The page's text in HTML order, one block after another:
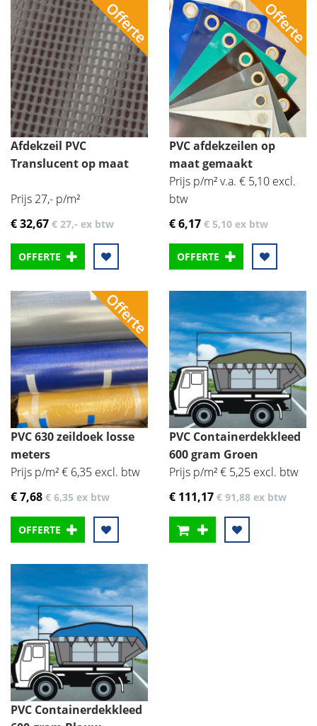
Afdekzeil PVC
Translucent op maat
Prijs 27,- p/m²
€ 32,67 € 27,- ex btw
OFFERTE
PVC afdekzeilen op
maat gemaakt
Prijs p/m² v.a. € 5,10 excl.
btw
€ 6,17 € 5,10 ex btw
OFFERTE
PVC 630 zeildoek losse
meters
Prijs p/m² € 6,35 excl. btw
€ 7,68 € 6,35 ex btw
OFFERTE
PVC Containerdekkleed
600 gram Groen
Prijs p/m² € 5,25 excl. btw
€ 111,17 € 91,88 ex btw
PVC Containerdekkleed